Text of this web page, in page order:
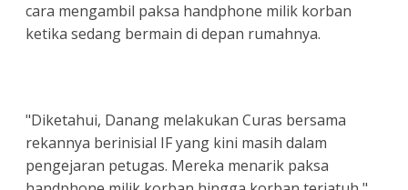
cara mengambil paksa handphone milik korban
ketika sedang bermain di depan rumahnya.
"Diketahui, Danang melakukan Curas bersama
rekannya berinisial IF yang kini masih dalam
pengejaran petugas. Mereka menarik paksa